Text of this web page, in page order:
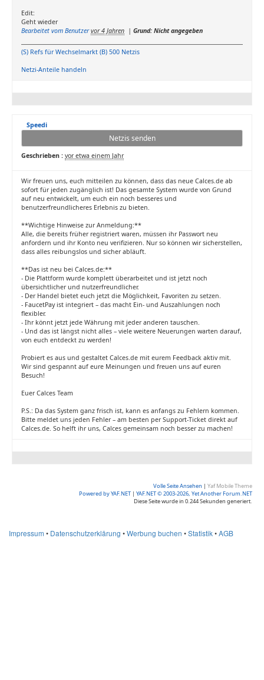
Edit:
Geht wieder
Bearbeitet vom Benutzer vor 4 Jahren | Grund: Nicht angegeben
(S) Refs für Wechselmarkt (B) 500 Netzis
Netzi-Anteile handeln
Speedi
Netzis senden
Geschrieben : vor etwa einem Jahr
Wir freuen uns, euch mitteilen zu können, dass das neue Calces.de ab
sofort für jeden zugänglich ist! Das gesamte System wurde von Grund
auf neu entwickelt, um euch ein noch besseres und
benutzerfreundlicheres Erlebnis zu bieten.
**Wichtige Hinweise zur Anmeldung:**
Alle, die bereits früher registriert waren, müssen ihr Passwort neu
anfordern und ihr Konto neu verifizieren. Nur so können wir sicherstellen,
dass alles reibungslos und sicher abläuft.
**Das ist neu bei Calces.de:**
- Die Plattform wurde komplett überarbeitet und ist jetzt noch
übersichtlicher und nutzerfreundlicher.
- Der Handel bietet euch jetzt die Möglichkeit, Favoriten zu setzen.
- FaucetPay ist integriert – das macht Ein- und Auszahlungen noch
flexibler.
- Ihr könnt jetzt jede Währung mit jeder anderen tauschen.
- Und das ist längst nicht alles – viele weitere Neuerungen warten darauf,
von euch entdeckt zu werden!
Probiert es aus und gestaltet Calces.de mit eurem Feedback aktiv mit.
Wir sind gespannt auf eure Meinungen und freuen uns auf euren
Besuch!
Euer Calces Team
P.S.: Da das System ganz frisch ist, kann es anfangs zu Fehlern kommen.
Bitte meldet uns jeden Fehler – am besten per Support-Ticket direkt auf
Calces.de. So helft ihr uns, Calces gemeinsam noch besser zu machen!
Volle Seite Ansehen | Yaf Mobile Theme
Powered by YAF.NET | YAF.NET © 2003-2026, Yet Another Forum.NET
Diese Seite wurde in 0.244 Sekunden generiert.
Impressum • Datenschutzerklärung •Werbung buchen •Statistik•AGB